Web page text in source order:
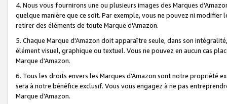
4. Nous vous fournirons une ou plusieurs images des Marques
quelque manière que ce soit. Par exemple, vous ne pouvez ni
retirer des éléments de toute Marque d'Amazon.
5. Chaque Marque d'Amazon doit apparaître seule, dans son
élément visuel, graphique ou textuel. Vous ne pouvez en aucun cas
Marque d'Amazon.
6. Tous les droits envers les Marques d'Amazon sont notre propriété
sera à notre bénéfice exclusif. Vous vous engagez à ne pas
Marque d'Amazon.